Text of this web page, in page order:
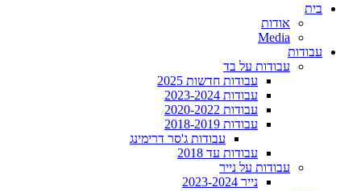
בית
אודות
Media
עבודות
עבודות על בד
עבודות חדשות 2025
עבודות 2023-2024
עבודות 2020-2022
עבודות 2018-2019
עבודות ג'סר דרימינג
עבודות עד 2018
עבודות על נייר
נייר 2023-2024